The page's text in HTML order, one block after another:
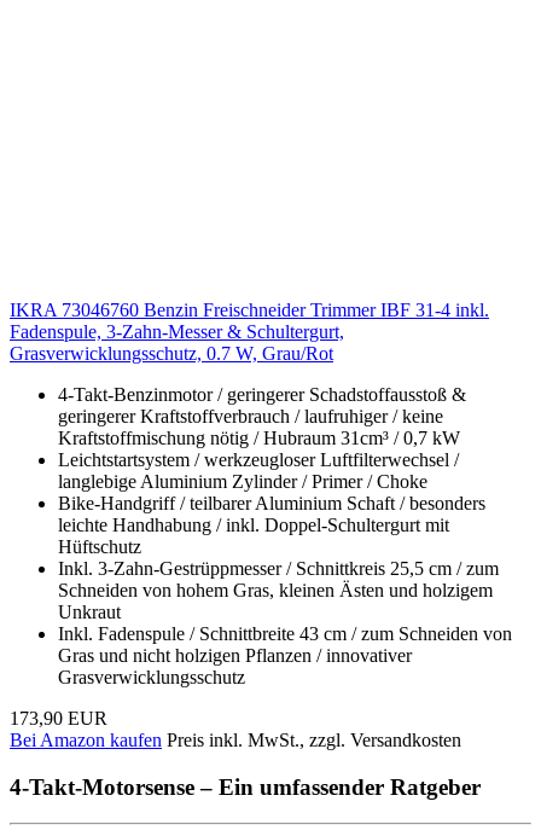
IKRA 73046760 Benzin Freischneider Trimmer IBF 31-4 inkl.
Fadenspule, 3-Zahn-Messer & Schultergurt,
Grasverwicklungsschutz, 0.7 W, Grau/Rot
4-Takt-Benzinmotor / geringerer Schadstoffausstoß &
geringerer Kraftstoffverbrauch / laufruhiger / keine
Kraftstoffmischung nötig / Hubraum 31cm³ / 0,7 kW
Leichtstartsystem / werkzeugloser Luftfilterwechsel /
langlebige Aluminium Zylinder / Primer / Choke
Bike-Handgriff / teilbarer Aluminium Schaft / besonders
leichte Handhabung / inkl. Doppel-Schultergurt mit
Hüftschutz
Inkl. 3-Zahn-Gestrüppmesser / Schnittkreis 25,5 cm / zum
Schneiden von hohem Gras, kleinen Ästen und holzigem
Unkraut
Inkl. Fadenspule / Schnittbreite 43 cm / zum Schneiden von
Gras und nicht holzigen Pflanzen / innovativer
Grasverwicklungsschutz
173,90 EUR
Bei Amazon kaufen Preis inkl. MwSt., zzgl. Versandkosten
4-Takt-Motorsense – Ein umfassender Ratgeber